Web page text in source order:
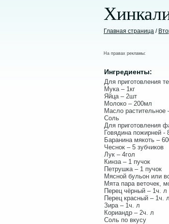
Главная страница /
На правах рекламы:
Ингредиенты:
Для приготовления
Мука – 1кг
Яйца – 2шт
Молоко – 200мл
Масло растительное
Соль
Для приготовления
Говядина пожирней -
Баранина мякоть –
Чеснок – 5 зубчиков
Лук – 4гол
Кинза – 1 пучок
Петрушка – 1 пучок
Мясной бульон или
Мята пара веточек,
Перец чёрный – 1ч. л
Перец красный – 1ч. л
Зира – 1ч. л
Кориандр – 2ч. л
Соль по вкусу